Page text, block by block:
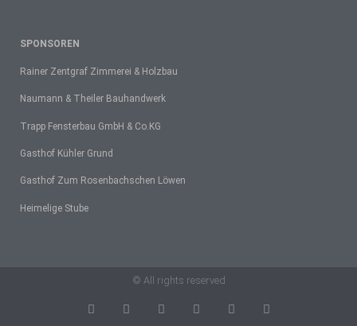
SPONSOREN
Rainer Zentgraf Zimmerei & Holzbau
Naumann & Theiler Bauhandwerk
Trapp Fensterbau GmbH & Co.KG
Gasthof Kühler Grund
Gasthof Zum Rosenbachschen Löwen
Heimelige Stube
© All rights reserved